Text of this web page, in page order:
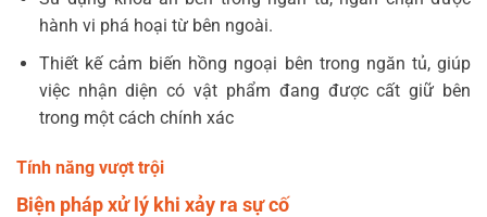
hành vi phá hoại từ bên ngoài.
Thiết kế cảm biến hồng ngoại bên trong ngăn tủ, giúp
việc nhận diện có vật phẩm đang được cất giữ bên
trong một cách chính xác
Tính năng vượt trội
Biện pháp xử lý khi xảy ra sự cố